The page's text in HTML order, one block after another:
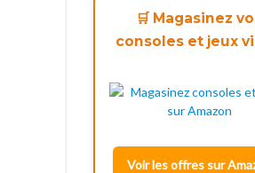
🛒 Magasinez
consoles et jeux
Voir les offres sur